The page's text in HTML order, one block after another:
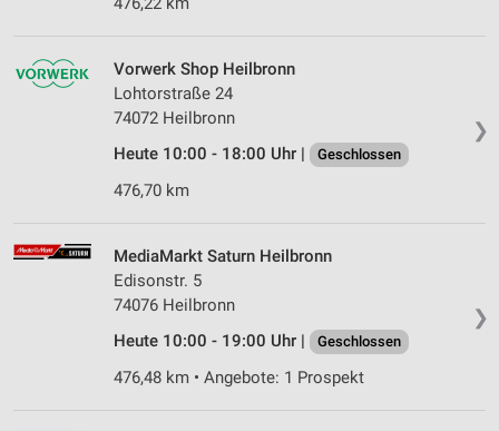
❯
Vorwerk Shop Heilbronn
Lohtorstraße 24
74072 Heilbronn
Heute 10:00 - 18:00 Uhr |
Geschlossen
476,70 km
❯
MediaMarkt Saturn Heilbronn
Edisonstr. 5
74076 Heilbronn
Heute 10:00 - 19:00 Uhr |
Geschlossen
476,48 km • Angebote: 1 Prospekt